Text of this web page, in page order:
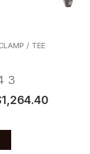
/ TEE
3
1,264.40